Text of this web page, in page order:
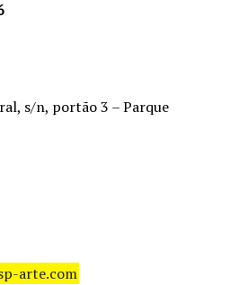
s/n, portão 3 – Parque
arte.com